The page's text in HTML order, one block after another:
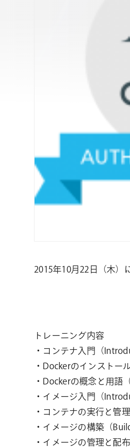
2015年10月22日（木）
トレーニング内容
・コンテナ入門（
・Dockerのインストー
・Dockerの概念と用語
・イメージ入門（
・コンテナの実行と管
・イメージの構築（
・イメージの管理と配